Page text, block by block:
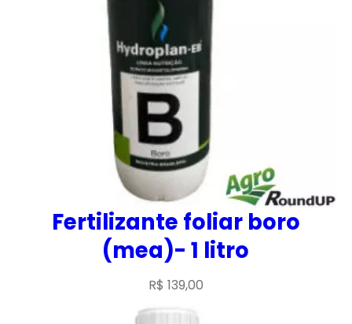
Fertilizante foliar boro
(mea)- 1 litro
R$ 139,00